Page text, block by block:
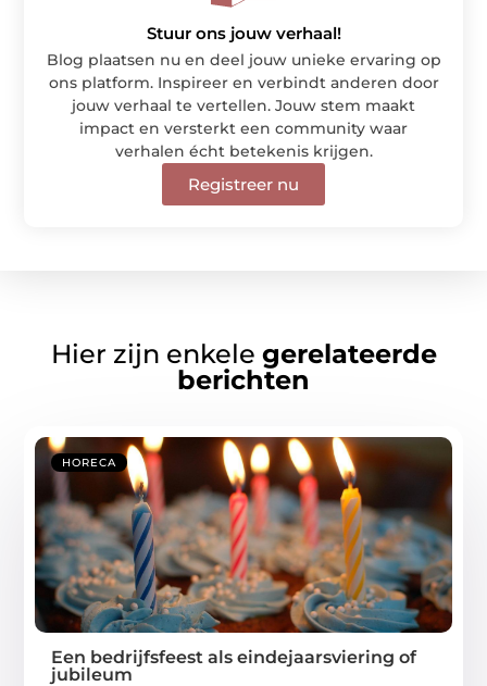
Stuur ons jouw verhaal!
Blog plaatsen nu en deel jouw unieke ervaring op
ons platform. Inspireer en verbindt anderen door
jouw verhaal te vertellen. Jouw stem maakt
impact en versterkt een community waar
verhalen écht betekenis krijgen.
Registreer nu
Hier zijn enkele gerelateerde
berichten
HORECA
Een bedrijfsfeest als eindejaarsviering of
jubileum